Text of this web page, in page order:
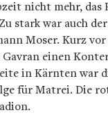
nicht mehr, das
stark war auch
Moser. Kurz vor
einen
in Kärnten war
für Matrei. Die